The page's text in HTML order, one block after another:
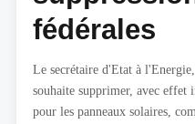
fédérales
Le secrétaire d'Etat à
souhaite supprimer, avec effet
pour les panneaux solaires,